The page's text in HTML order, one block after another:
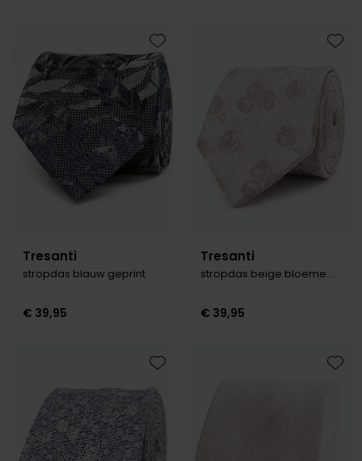
Tresanti
stropdas blauw geprint
€ 39,95
Toevoegen aan favorieten
Tresanti
stropdas beige bloemen print
€ 39,95